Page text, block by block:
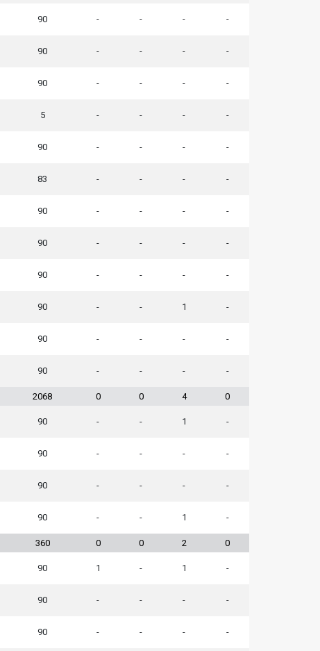
90 - - - -
90 - - - -
90 - - - -
5 - - - -
90 - - - -
83 - - - -
90 - - - -
90 - - - -
90 - - - -
90 - - 1 -
90 - - - -
90 - - - -
2068 0 0 4 0
90 - - 1 -
90 - - - -
90 - - - -
90 - - 1 -
360 0 0 2 0
90 1 - 1 -
90 - - - -
90 - - - -